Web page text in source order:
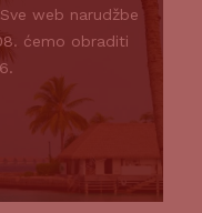
web narudžbe
ćemo obraditi